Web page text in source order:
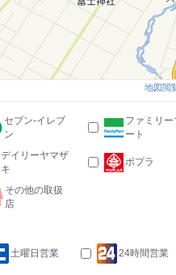
地図閲
セブン-イレブ
ン
ファミリー
ート
デイリーヤマザ
キ
ポプラ
その他の取扱
店
土曜日営業 24時間営業